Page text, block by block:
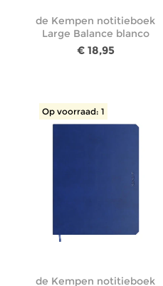
de Kempen notitieboek
Large Balance blanco
€ 18,95
Op voorraad: 1
de Kempen notitieboek